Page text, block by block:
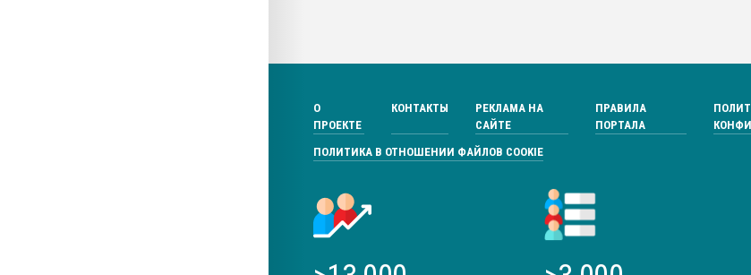
О
ПРОЕКТЕ
КОНТАКТЫ
РЕКЛАМА НА
САЙТЕ
ПРАВИЛА
ПОРТАЛА
ПОЛИТИКА В ОТНОШЕНИИ ФАЙЛОВ COOKIE